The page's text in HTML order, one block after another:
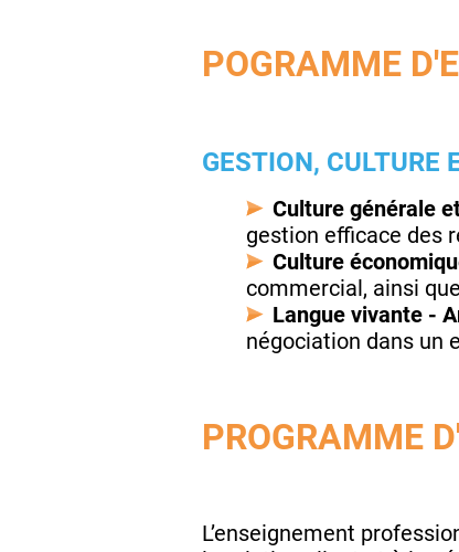
POGRAMME
GESTION, CULTURE
Culture générale
gestion efficace des
Culture
commercial, ainsi
Langue vivante -
négociation dans un
PROGRAMME
L’enseignement